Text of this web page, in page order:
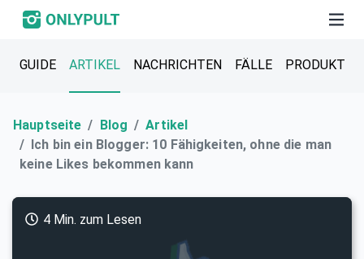
GUIDE ARTIKEL NACHRICHTEN FÄLLE PRODUKT
Hauptseite Blog
Artikel
Ich bin ein Blogger: 10 Fähigkeiten, ohne die man
keine Likes bekommen kann
4 Min. zum Lesen